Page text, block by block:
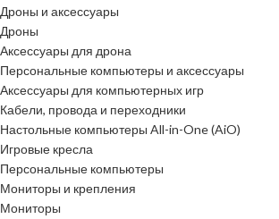
Дроны и аксессуары
Дроны
Аксессуары для дрона
Персональные компьютеры и аксессуары
Аксессуары для компьютерных игр
Кабели, провода и переходники
Настольные компьютеры All-in-One (AiO)
Игровые кресла
Персональные компьютеры
Мониторы и крепления
Мониторы